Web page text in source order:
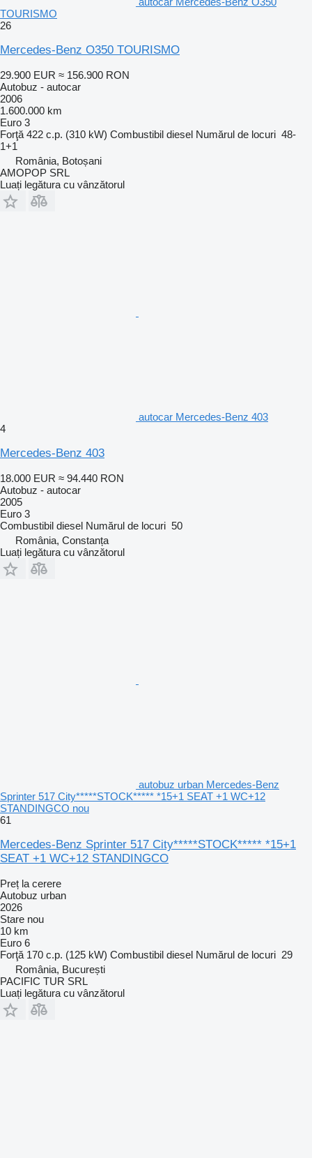
TOURISMO
26
Mercedes-Benz O350 TOURISMO
29.900 EUR ≈ 156.900 RON
Autobuz - autocar
2006
1.600.000 km
Euro 3
Forţă 422 c.p. (310 kW) Combustibil diesel Numărul de locuri 48-
1+1
România, Botoșani
AMOPOP SRL
Luați legătura cu vânzătorul
autocar Mercedes-Benz 403
4
Mercedes-Benz 403
18.000 EUR ≈ 94.440 RON
Autobuz - autocar
2005
Euro 3
Combustibil diesel Numărul de locuri 50
România, Constanța
Luați legătura cu vânzătorul
autobuz urban Mercedes-Benz
Sprinter 517 City*****STOCK***** *15+1 SEAT +1 WC+12
STANDINGCO nou
61
Mercedes-Benz Sprinter 517 City*****STOCK***** *15+1
SEAT +1 WC+12 STANDINGCO
Preț la cerere
Autobuz urban
2026
Stare nou
10 km
Euro 6
Forţă 170 c.p. (125 kW) Combustibil diesel Numărul de locuri 29
România, București
PACIFIC TUR SRL
Luați legătura cu vânzătorul